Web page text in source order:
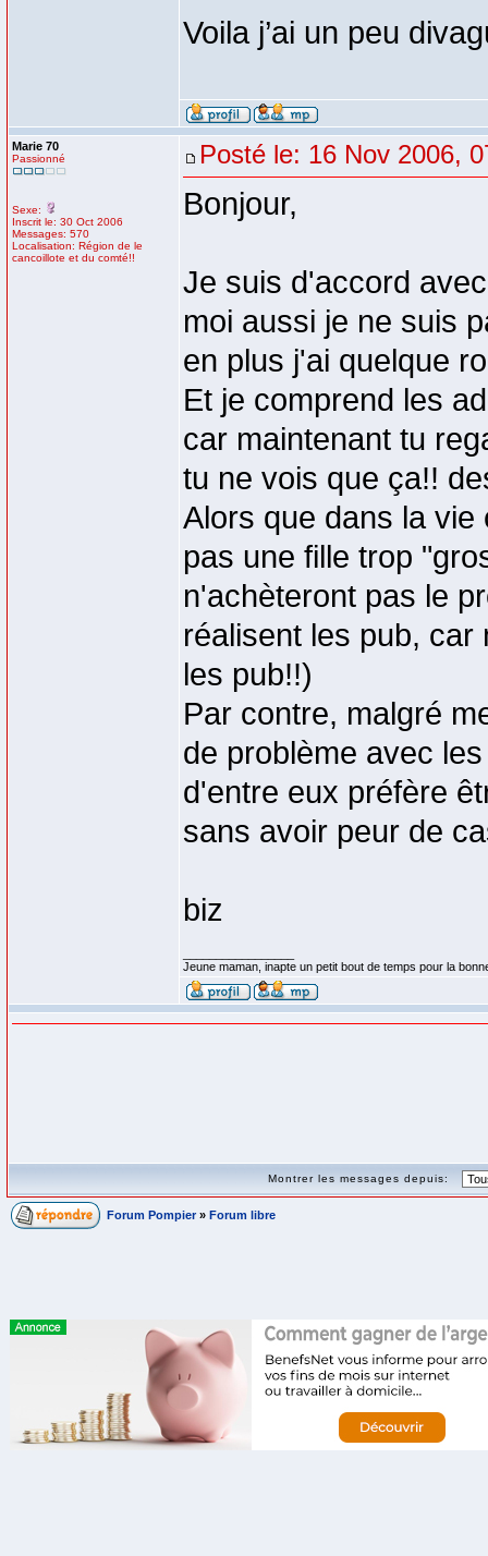
Voila j’ai un peu
Marie 70
Passionné
Sexe:
Inscrit le: 30 Oct 2006
Messages: 570
Localisation: Région de le
cancoillote et du comté!!
Posté le: 16 Nov 2006,
Bonjour,
Je suis d'accord
moi aussi je ne suis
en plus j'ai quelque
Et je comprend les
car maintenant tu
tu ne vois que ça!!
Alors que dans la
pas une fille trop
n'achèteront pas le
réalisent les pub, car
les pub!!)
Par contre, malgré
de problème avec
d'entre eux préfère
sans avoir peur de
biz
Jeune maman, inapte un petit bout de temps pour la
Montrer les messages depuis:
Forum Pompier » Forum libre